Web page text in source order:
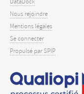
Nous rejoindre
Mentions légales
Se connecter
Propulsé par SPIP